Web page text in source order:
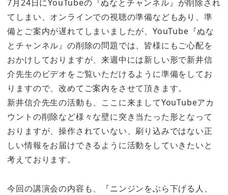
7月24日にYouTubeの『ぬなとチャンネル』が削除され
てしまい、オンラインでの視聴の準備などもあり、準
備とご案内が遅れてしまいましたが、YouTube『ぬな
とチャンネル』の削除の問題では、皆様にもご心配を
おかけしておりますが、来週中には新しい形で新井信
介先生のビデオをご覧いただけるように準備をしてお
りますので、改めてご案内をさせて頂きます。
新井信介先生の活動も、ここに来ましてYouTubeアカ
ウントの削除など様々な壁に突き当たった形となって
おりますが、操作されていない、刷り込みではない正
しい情報をお届けできるように活動をしていきたいと
考えております。
今回の講演会の内容も、『ニンジンをぶら下げる人、